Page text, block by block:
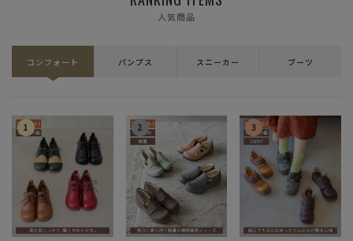
人気商品
コンフォート パンプス スニーカー ブーツ